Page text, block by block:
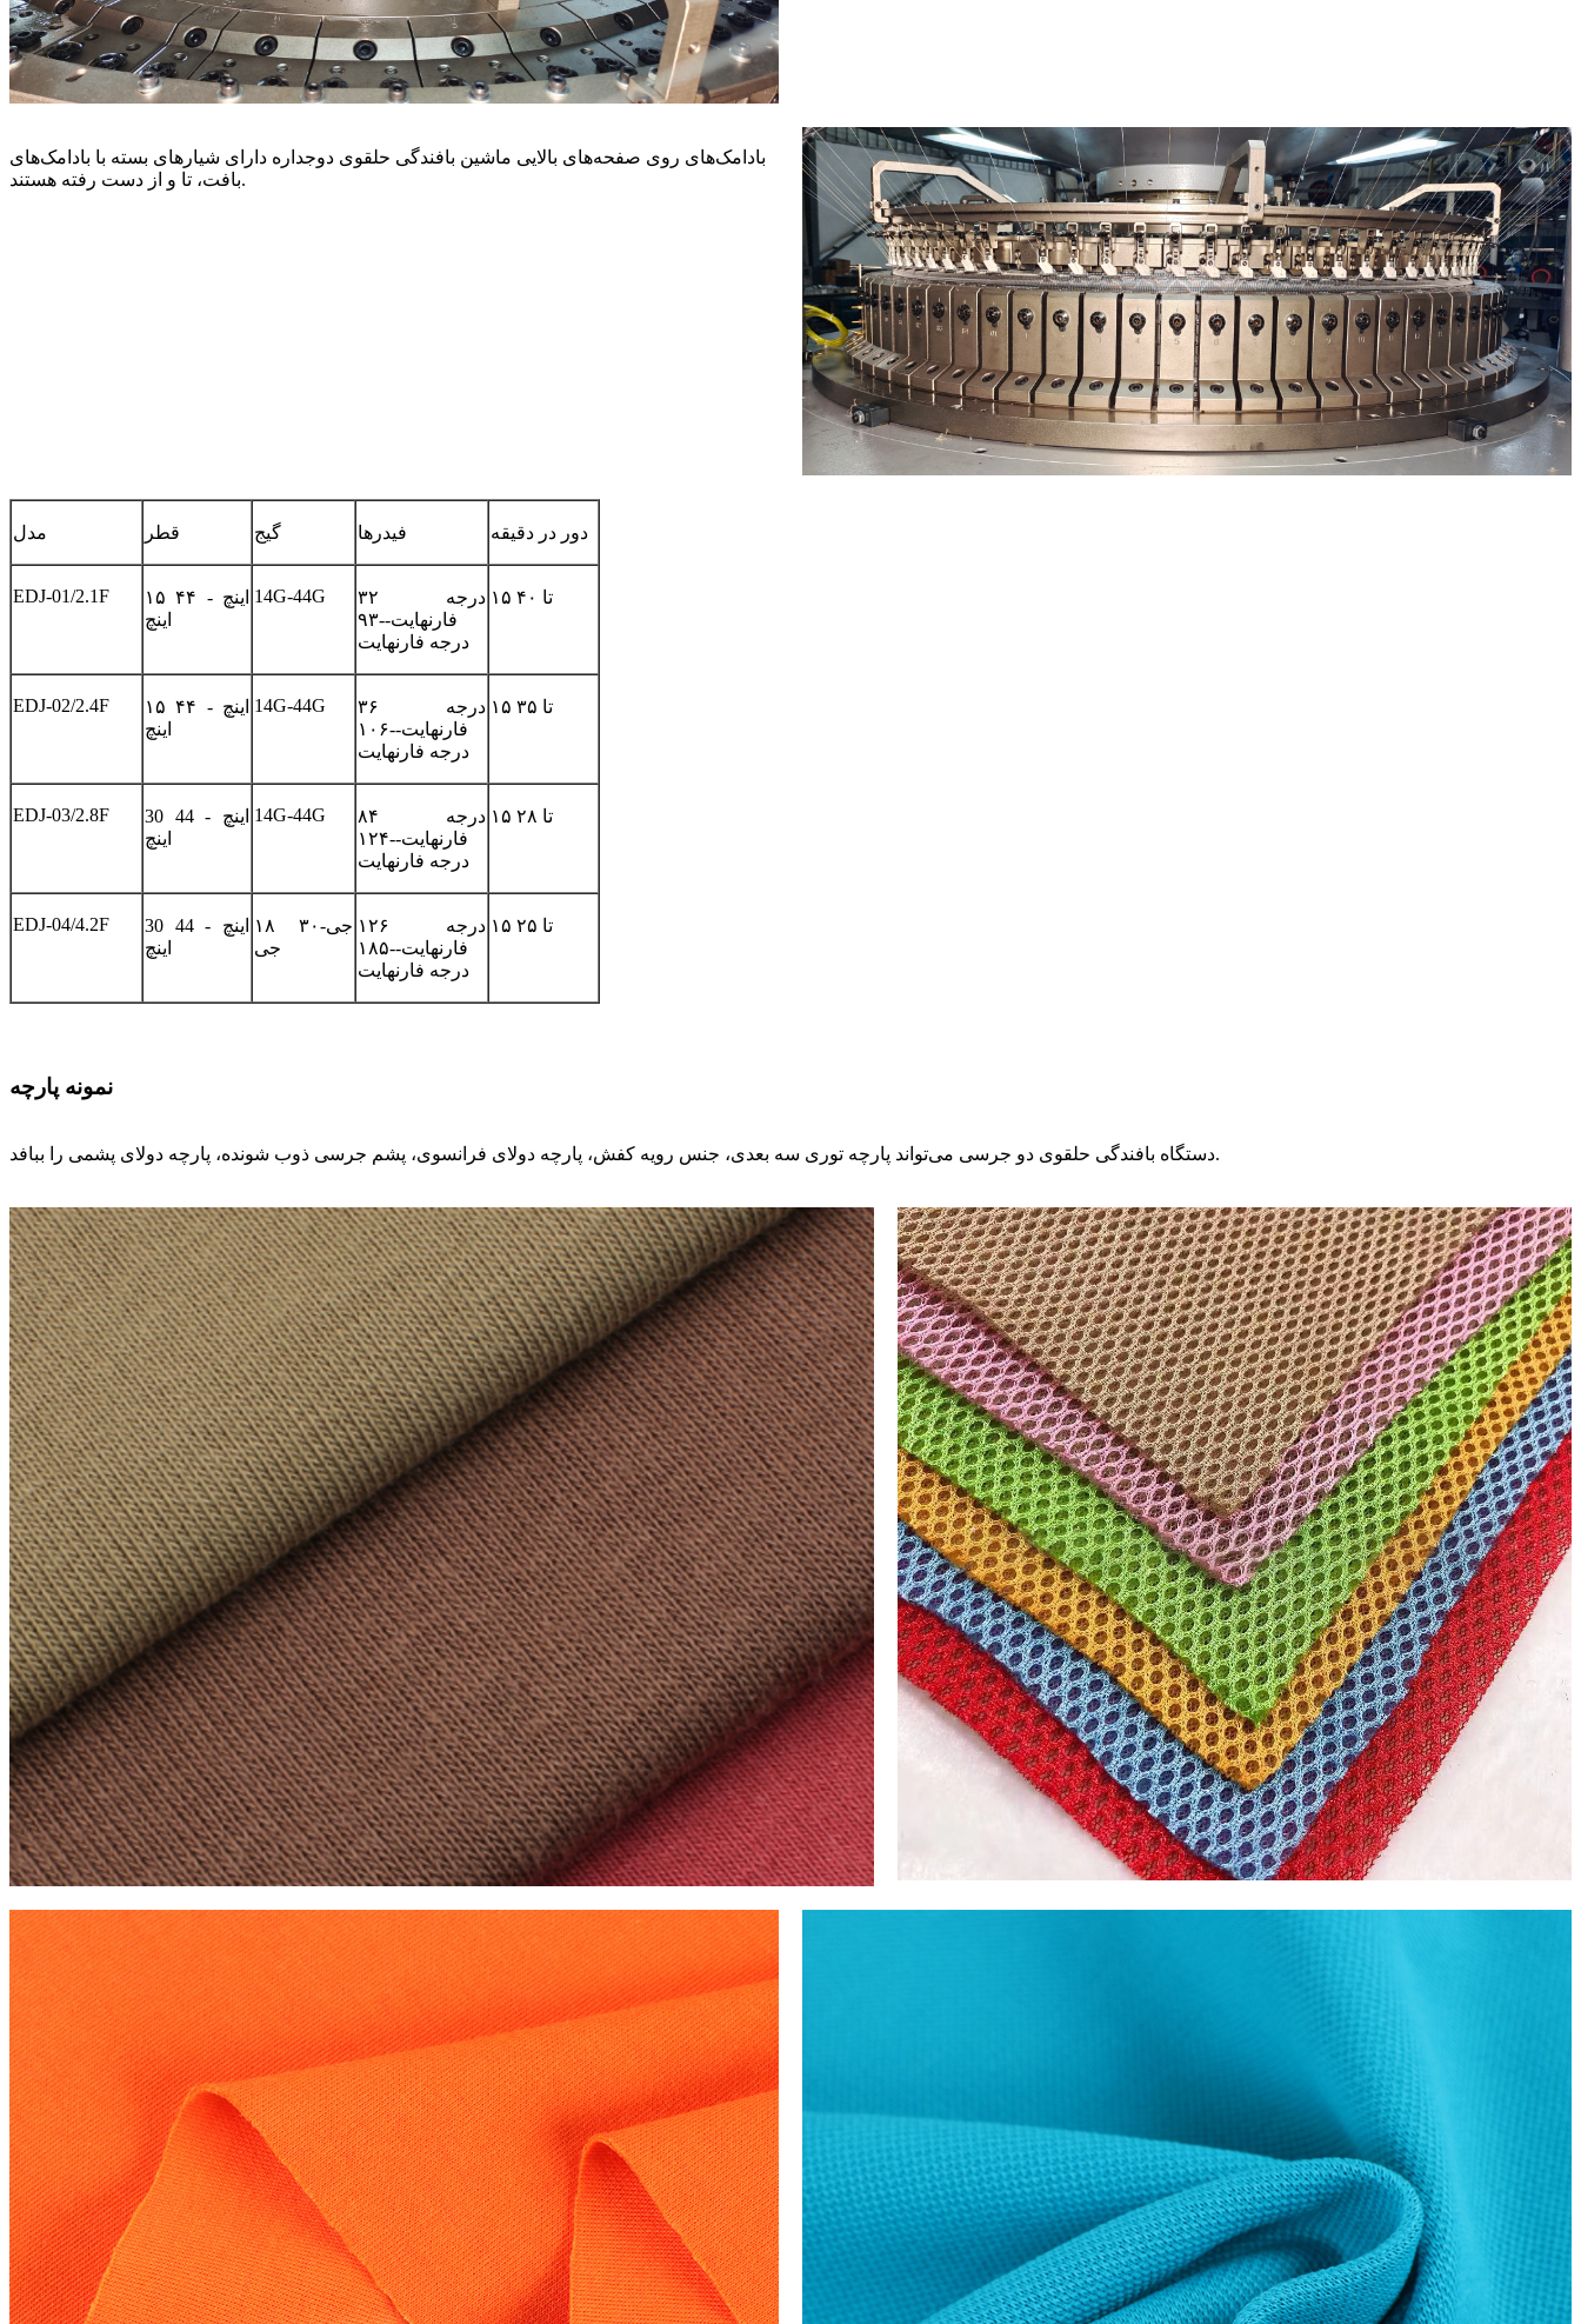
بادامک‌های روی صفحه‌های بالایی ماشین بافندگی حلقوی دوجداره دارای شیارهای بسته با بادامک‌های
بافت، تا و از دست رفته هستند.
مدل قطر گیج فیدرها دور در دقیقه
EDJ-01/2.1F
۱۵ اینچ - ۴۴
اینچ
14G-44G
۳۲ درجه
فارنهایت--۹۳
درجه فارنهایت
۱۵ تا ۴۰
EDJ-02/2.4F
۱۵ اینچ - ۴۴
اینچ
14G-44G
۳۶ درجه
فارنهایت--۱۰۶
درجه فارنهایت
۱۵ تا ۳۵
EDJ-03/2.8F
30 اینچ - 44
اینچ
14G-44G
۸۴ درجه
فارنهایت--۱۲۴
درجه فارنهایت
۱۵ تا ۲۸
EDJ-04/4.2F
30 اینچ - 44
اینچ
۱۸ جی-۳۰
جی
۱۲۶ درجه
فارنهایت--۱۸۵
درجه فارنهایت
۱۵ تا ۲۵
نمونه پارچه
دستگاه بافندگی حلقوی دو جرسی می‌تواند پارچه توری سه بعدی، جنس رویه کفش، پارچه دولای فرانسوی، پشم جرسی ذوب شونده، پارچه دولای پشمی را ببافد.